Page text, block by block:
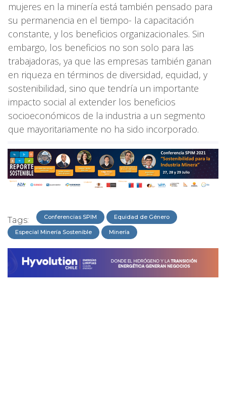
mujeres en la minería está también pensado para
su permanencia en el tiempo- la capacitación
constante, y los beneficios organizacionales. Sin
embargo, los beneficios no son solo para las
trabajadoras, ya que las empresas también ganan
en riqueza en términos de diversidad, equidad, y
sostenibilidad, sino que tendría un importante
impacto social al extender los beneficios
socioeconómicos de la industria a un segmento
que mayoritariamente no ha sido incorporado.
Tags: Conferencias SPIM Equidad de Género
Especial Minería Sostenible Minería